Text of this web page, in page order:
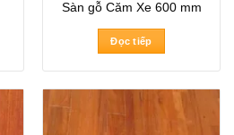
Sàn gỗ Căm Xe 600 mm
Đọc tiếp